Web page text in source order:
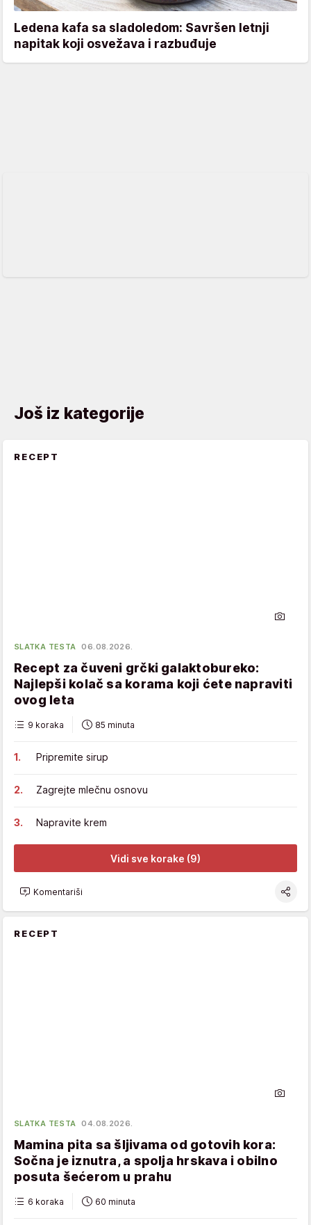
Ledena kafa sa sladoledom: Savršen letnji
napitak koji osvežava i razbuđuje
Još iz kategorije
RECEPT
SLATKA TESTA 06.08.2026.
Recept za čuveni grčki galaktobureko:
Najlepši kolač sa korama koji ćete napraviti
ovog leta
9 koraka 85 minuta
Pripremite sirup
Zagrejte mlečnu osnovu
Napravite krem
Vidi sve korake (9)
Komentariši
RECEPT
SLATKA TESTA 04.08.2026.
Mamina pita sa šljivama od gotovih kora:
Sočna je iznutra, a spolja hrskava i obilno
posuta šećerom u prahu
6 koraka 60 minuta